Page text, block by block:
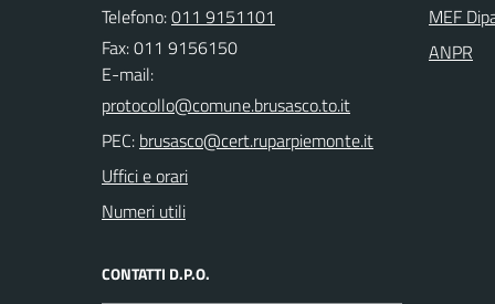
Telefono:011 9151101
Fax: 011 9156150
E-mail:
PEC:
Uffici e orari
Numeri utili
CONTATTI D.P.O.
MEF
ANPR